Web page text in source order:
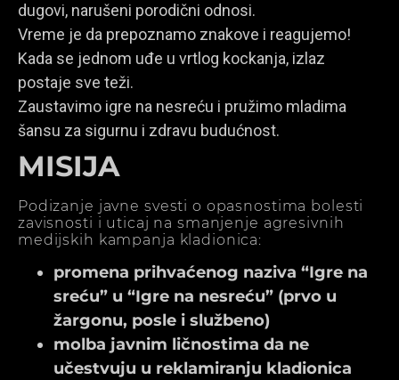
dugovi, narušeni porodični odnosi.
Vreme je da prepoznamo znakove i reagujemo!
Kada se jednom uđe u vrtlog kockanja, izlaz
postaje sve teži.
Zaustavimo igre na nesreću i pružimo mladima
šansu za sigurnu i zdravu budućnost.
MISIJA
Podizanje javne svesti o opasnostima bolesti
zavisnosti i uticaj na smanjenje agresivnih
medijskih kampanja kladionica:
promena prihvaćenog naziva “Igre na
sreću” u “Igre na nesreću” (prvo u
žargonu, posle i službeno)
molba javnim ličnostima da ne
učestvuju u reklamiranju kladionica